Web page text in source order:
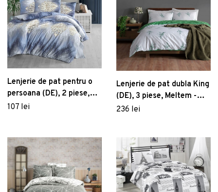
Lenjerie de pat pentru o
persoana (DE), 2 piese,
Safir, Victoria, 65%
107 lei
Lenjerie de pat dubla King
(DE), 3 piese, Meltem -
Green, Primacasa by
236 lei